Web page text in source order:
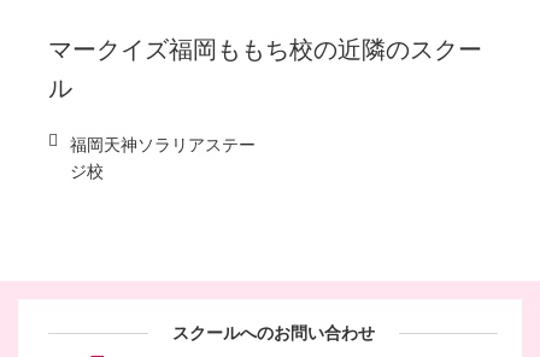
マークイズ福岡ももち校の近隣のスクー
ル
福岡天神ソラリアステー
ジ校
スクールへのお問い合わせ